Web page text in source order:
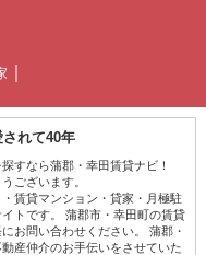
れて40年
すなら蒲郡・幸田賃貸ナビ！
ございます。
賃貸マンション・貸家・月極駐
トです。 蒲郡市・幸田町の賃貸
お問い合わせください。 蒲郡・
産仲介のお手伝いをさせていた